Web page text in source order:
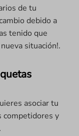
de tu
debido a
tenido que
situación!.
asociar tu
competidores y